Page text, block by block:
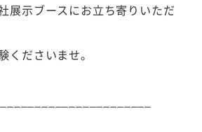
展示ブースにお立ち寄りいただ
くださいませ。